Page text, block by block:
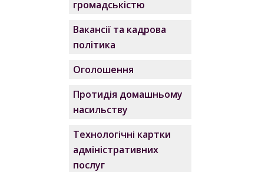
громадськістю
Вакансії та кадрова
політика
Оголошення
Протидія домашньому
насильству
Технологічні картки
адміністративних
послуг